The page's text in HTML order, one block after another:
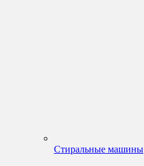
Стиральные машины